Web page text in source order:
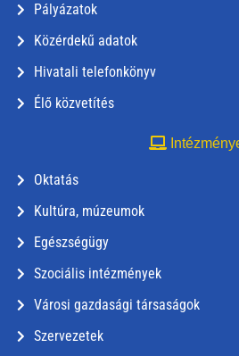
Pályázatok
Közérdekű adatok
Hivatali telefonkönyv
Élő közvetítés
Oktatás
Kultúra, múzeumok
Egészségügy
Szociális intézmények
Városi gazdasági társaságok
Szervezetek